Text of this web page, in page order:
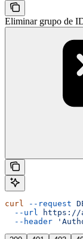
Eliminar grupo de
curl --request
  --url
https://
  --header